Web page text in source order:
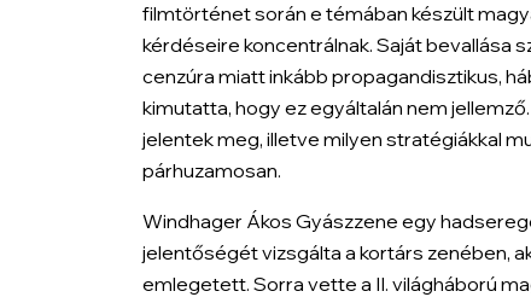
filmtörténet során e témában készült
kérdéseire koncentrálnak. Saját bevallása
cenzúra miatt inkább propagandisztikus,
kimutatta, hogy ez egyáltalán nem
jelentek meg, illetve milyen stratégiákkal
párhuzamosan.
Windhager Ákos Gyászzene egy
jelentőségét vizsgálta a kortárs zenében,
emlegetett. Sorra vette a II. világháború